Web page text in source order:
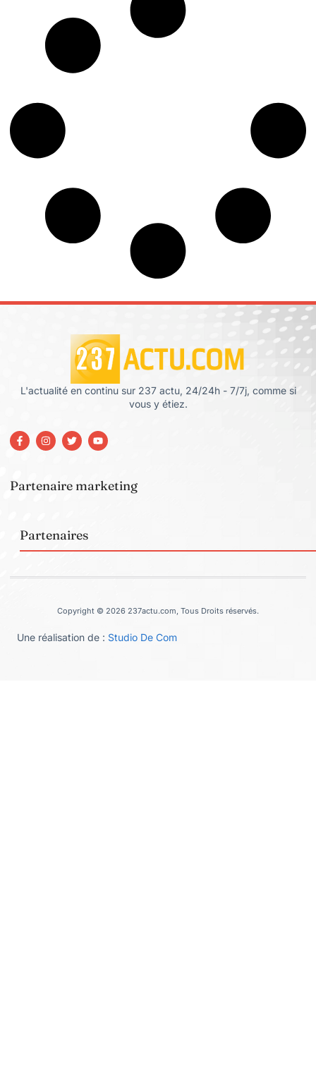
L'actualité en continu sur 237 actu, 24/24h - 7/7j, comme si
vous y étiez.
Partenaire marketing
Partenaires
Copyright © 2026 237actu.com, Tous Droits réservés.
Une réalisation de : Studio De Com